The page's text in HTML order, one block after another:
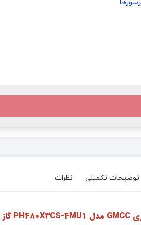
توضیحات تکمیلی نظرات